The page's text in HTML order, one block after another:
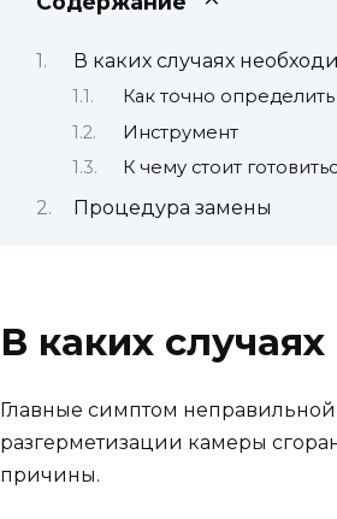
В каких случаях
Как точно
Инструмент
К чему стоит
Процедура замены
В каких
Главные симптом
разгерметизации камеры
причины.